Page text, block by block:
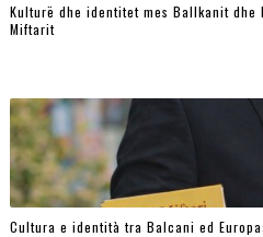
Kulturë dhe identitet mes Ballkanit dhe
Miftarit
Cultura e identità tra Balcani ed